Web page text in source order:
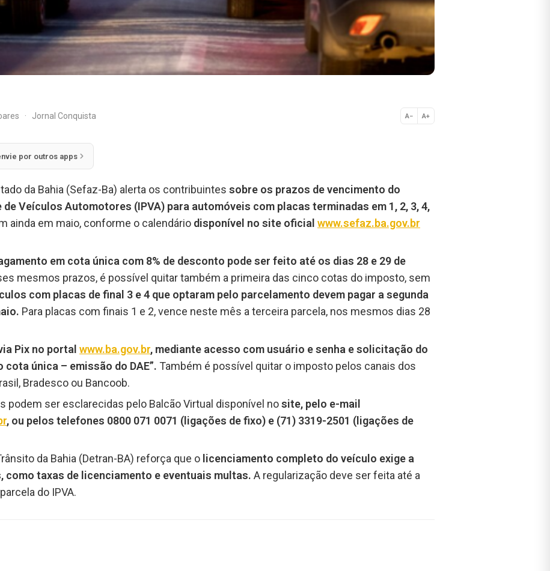
· Jornal Conquista A− A+
Normal
por outros apps
da Bahia (Sefaz-Ba) alerta os contribuintes sobre os prazos de vencimento do
Veículos Automotores (IPVA) para automóveis com placas terminadas em 1, 2, 3, 4,
ainda em maio, conforme o calendário disponível no site oficial www.sefaz.ba.gov.br
em cota única com 8% de desconto pode ser feito até os dias 28 e 29 de
mesmos prazos, é possível quitar também a primeira das cinco cotas do imposto, sem
com placas de final 3 e 4 que optaram pelo parcelamento devem pagar a segunda
Para placas com finais 1 e 2, vence neste mês a terceira parcela, nos mesmos dias 28
Pix no portal www.ba.gov.br, mediante acesso com usuário e senha e solicitação do
única – emissão do DAE”. Também é possível quitar o imposto pelos canais dos
Bradesco ou Bancoob.
podem ser esclarecidas pelo Balcão Virtual disponível nosite, pelo e-mail
, ou pelos telefones 0800 071 0071 (ligações de fixo) e (71) 3319-2501 (ligações de
da Bahia (Detran-BA) reforça que o licenciamento completo do veículo exige a
como taxas de licenciamento e eventuais multas. A regularização deve ser feita até a
do IPVA.